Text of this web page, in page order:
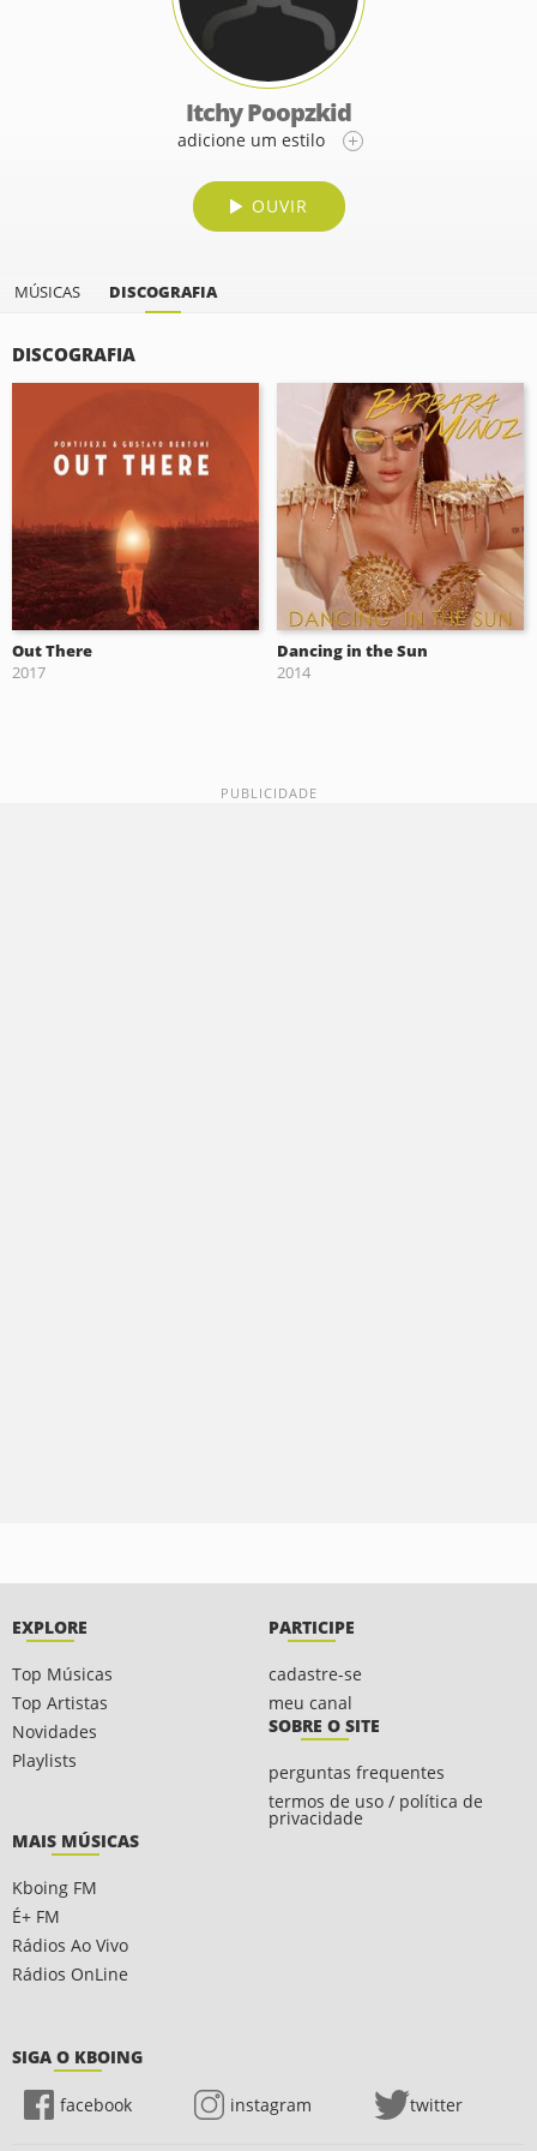
Itchy Poopzkid
adicione um estilo
OUVIR
MÚSICAS DISCOGRAFIA
DISCOGRAFIA
Out There
2017
Dancing in the Sun
2014
EXPLORE
Top Músicas
Top Artistas
Novidades
Playlists
PARTICIPE
cadastre-se
meu canal
SOBRE O SITE
perguntas frequentes
termos de uso / política de
privacidade
MAIS MÚSICAS
Kboing FM
É+ FM
Rádios Ao Vivo
Rádios OnLine
SIGA O KBOING
facebook instagram twitter